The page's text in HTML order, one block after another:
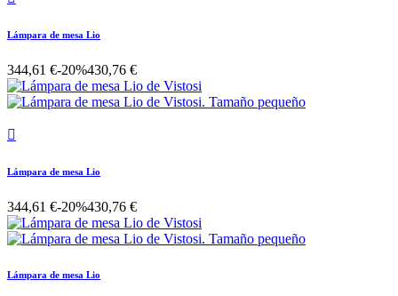
Lámpara de mesa Lio
344,61 €-20%430,76 €

Lámpara de mesa Lio
344,61 €-20%430,76 €
Lámpara de mesa Lio